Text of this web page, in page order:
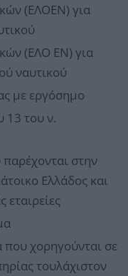
(ΕΛΟΕΝ) για
(ΕΛΟ ΕΝ) για
ναυτικού
με εργόσημο
13 του ν.
στην
Ελλάδος και
που χορηγούνται σε
τουλάχιστον